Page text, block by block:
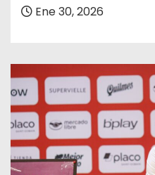
Ene 30, 2026